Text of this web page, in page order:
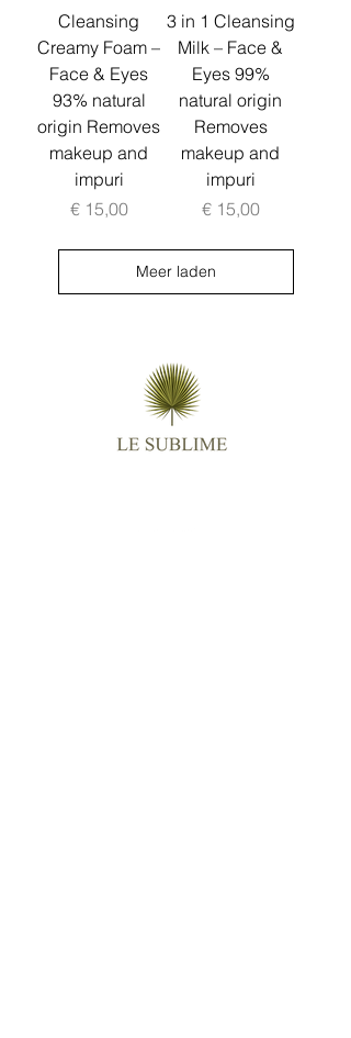
Cleansing
Creamy Foam –
Face & Eyes
93% natural
origin Removes
makeup and
impuri
Prijs
€ 15,00
3 in 1 Cleansing
Milk – Face &
Eyes 99%
natural origin
Removes
makeup and
impuri
Prijs
€ 15,00
Meer laden